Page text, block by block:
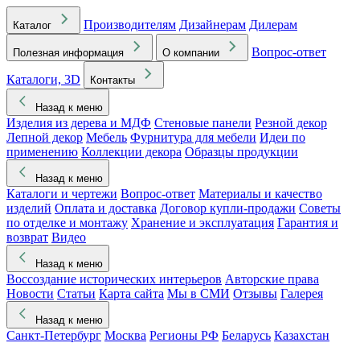
Каталог Производителям Дизайнерам Дилерам
Полезная информация О компании
Вопрос-ответ
Каталоги, 3D
Контакты
Назад к меню
Изделия из дерева и МДФ Стеновые панели Резной декор
Лепной декор Мебель Фурнитура для мебели Идеи по
применению Коллекции декора Образцы продукции
Назад к меню
Каталоги и чертежи Вопрос-ответ Материалы и качество
изделий Оплата и доставка Договор купли-продажи Советы
по отделке и монтажу Хранение и эксплуатация Гарантия и
возврат Видео
Назад к меню
Воссоздание исторических интерьеров Авторские права
Новости Статьи Карта сайта Мы в СМИ Отзывы Галерея
Назад к меню
Санкт-Петербург Москва Регионы РФ Беларусь Казахстан